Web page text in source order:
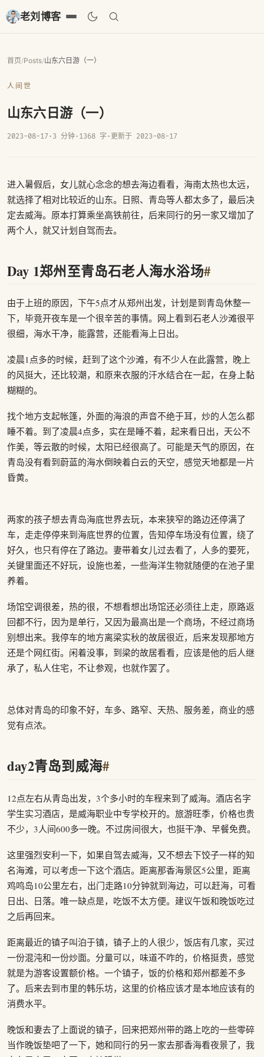
老刘博客
首页/Posts/山东六日游（一）
人间世
山东六日游（一）
2023-08-17· 3 分钟· 1368 字 · 更新于 2023-08-17
进入暑假后，女儿就心念念的想去海边看看，海南太热也太远，
就选择了相对比较近的山东。日照、青岛等人都太多了，最后决
定去威海。原本打算乘坐高铁前往，后来同行的另一家又增加了
两个人，就又计划自驾而去。
Day 1郑州至青岛石老人海水浴场#
由于上班的原因，下午5点才从郑州出发，计划是到青岛休整一
下，毕竟开夜车是一个很辛苦的事情。网上看到石老人沙滩很平
很细，海水干净，能露营，还能看海上日出。
凌晨1点多的时候，赶到了这个沙滩，有不少人在此露营，晚上
的风挺大，还比较潮，和原来衣服的汗水结合在一起，在身上黏
糊糊的。
找个地方支起帐篷，外面的海浪的声音不绝于耳，炒的人怎么都
睡不着。到了凌晨4点多，实在是睡不着，起来看日出，天公不
作美，等云散的时候，太阳已经很高了。可能是天气的原因，在
青岛没有看到蔚蓝的海水倒映着白云的天空，感觉天地都是一片
昏黄。
两家的孩子想去青岛海底世界去玩，本来狭窄的路边还停满了
车，走走停停来到海底世界的位置，告知停车场没有位置，绕了
好久，也只有停在了路边。妻带着女儿过去看了，人多的要死，
关键里面还不好玩，设施也差，一些海洋生物就随便的在池子里
养着。
场馆空调很差，热的很，不想看想出场馆还必须往上走，原路返
回都不行，因为是单行，又因为最高出是一个商场，不经过商场
别想出来。我停车的地方离梁实秋的故居很近，后来发现那地方
还是个网红街。闲着没事，到梁的故居看看，应该是他的后人继
承了，私人住宅，不让参观，也就作罢了。
总体对青岛的印象不好，车多、路窄、天热、服务差，商业的感
觉有点浓。
day2青岛到威海#
12点左右从青岛出发，3个多小时的车程来到了威海。酒店名字
学生实习酒店，是威海职业中专学校开的。旅游旺季，价格也贵
不少，3人间600多一晚。不过房间很大，也挺干净、早餐免费。
这里强烈安利一下，如果自驾去威海，又不想去下饺子一样的知
名海滩，可以考虑一下这个酒店。距离那香海景区5公里，距离
鸡鸣岛10公里左右，出门走路10分钟就到海边，可以赶海，可看
日出、日落。唯一缺点是，吃饭不太方便。建议午饭和晚饭吃过
之后再回来。
距离最近的镇子叫泊于镇，镇子上的人很少，饭店有几家，买过
一份混沌和一份炒面。分量可以，味道不咋的，价格挺贵，感觉
就是为游客设置额价格。一个镇子，饭的价格和郑州都差不多
了。后来去到市里的韩乐坊，这里的价格应该才是本地应该有的
消费水平。
晚饭和妻去了上面说的镇子，回来把郑州带的路上吃的一些零碎
当作晚饭垫吧了一下，她和同行的另一家去那香海看夜景了，我